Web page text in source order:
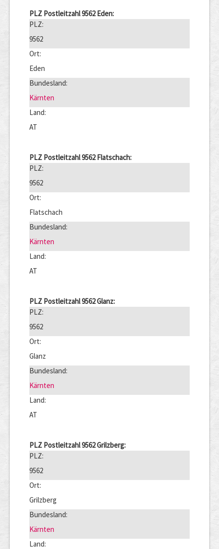
PLZ Postleitzahl 9562 Eden:
PLZ:
9562
Ort:
Eden
Bundesland:
Kärnten
Land:
AT
PLZ Postleitzahl 9562 Flatschach:
PLZ:
9562
Ort:
Flatschach
Bundesland:
Kärnten
Land:
AT
PLZ Postleitzahl 9562 Glanz:
PLZ:
9562
Ort:
Glanz
Bundesland:
Kärnten
Land:
AT
PLZ Postleitzahl 9562 Grilzberg:
PLZ:
9562
Ort:
Grilzberg
Bundesland:
Kärnten
Land: